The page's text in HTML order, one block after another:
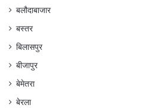
बलौदाबाजार
बस्तर
बिलासपुर
बीजापुर
बेमेतरा
बेरला